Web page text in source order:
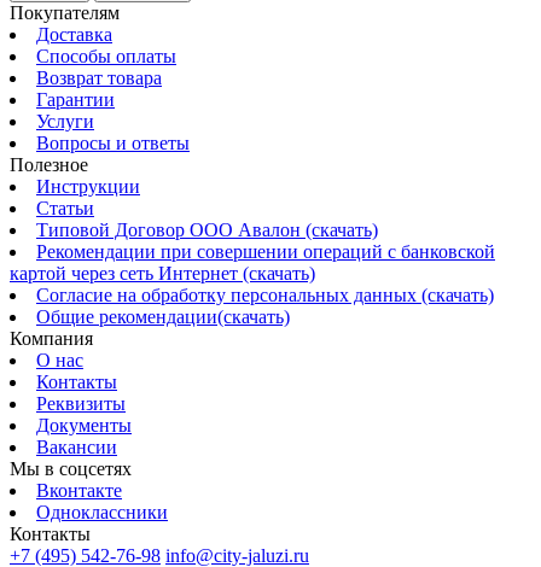
Покупателям
Доставка
Способы оплаты
Возврат товара
Гарантии
Услуги
Вопросы и ответы
Полезное
Инструкции
Статьи
Типовой Договор ООО Авалон (скачать)
Рекомендации при совершении операций с банковской
картой через сеть Интернет (скачать)
Согласие на обработку персональных данных (скачать)
Общие рекомендации(скачать)
Компания
О нас
Контакты
Реквизиты
Документы
Вакансии
Мы в соцсетях
Вконтакте
Одноклассники
Контакты
+7 (495) 542-76-98 info@city-jaluzi.ru